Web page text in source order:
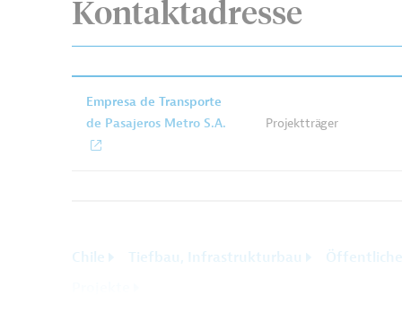
Kontaktadresse
Empresa de Transporte
de Pasajeros Metro S.A.
Projektträger
Chile Tiefbau, Infrastrukturbau